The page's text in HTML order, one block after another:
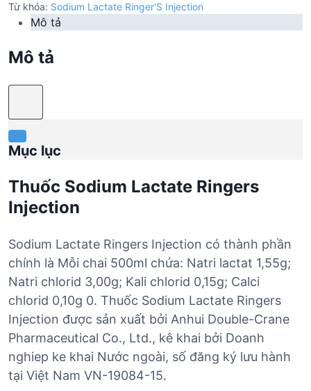
Từ khóa: Sodium Lactate Ringer'S Injection
Mô tả
Mô tả
Mục lục
Thuốc Sodium Lactate Ringers
Injection
Sodium Lactate Ringers Injection có thành phần
chính là Mỗi chai 500ml chứa: Natri lactat 1,55g;
Natri chlorid 3,00g; Kali chlorid 0,15g; Calci
chlorid 0,10g 0. Thuốc Sodium Lactate Ringers
Injection được sản xuất bởi Anhui Double-Crane
Pharmaceutical Co., Ltd., kê khai bởi Doanh
nghiep ke khai Nước ngoài, số đăng ký lưu hành
tại Việt Nam VN-19084-15.